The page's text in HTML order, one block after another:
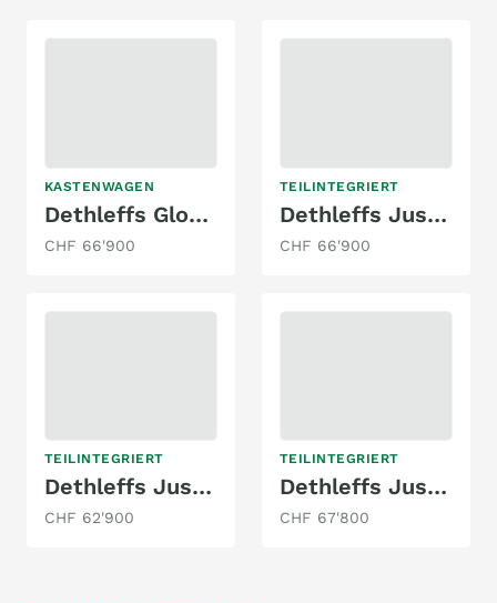
KASTENWAGEN
Dethleffs Globetrail 640 EK Classic
CHF 66'900
TEILINTEGRIERT
Dethleffs Just Go T7055 EB Ford
CHF 66'900
TEILINTEGRIERT
Dethleffs Just Go T6615 EB Ford
CHF 62'900
TEILINTEGRIERT
Dethleffs Just 90 T 7052 DBM Citroen
CHF 67'800